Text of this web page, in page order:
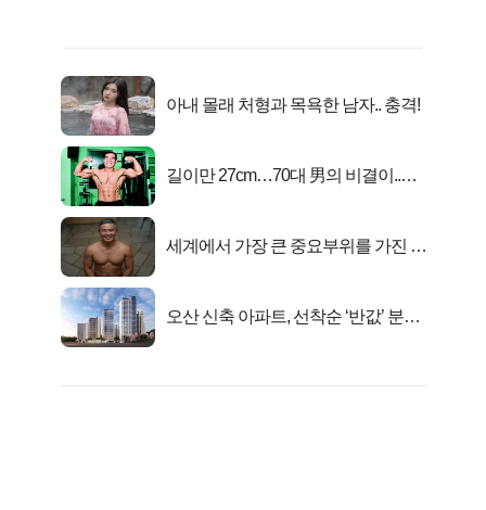
아내 몰래 처형과 목욕한 남자.. 충격!
길이만 27cm…70대 男의 비결이..충
세계에서 가장 큰 중요부위를 가진 남
오산 신축 아파트, 선착순 ‘반값’ 분양